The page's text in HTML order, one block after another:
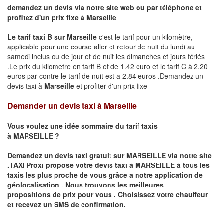
demandez un devis via notre site web ou par téléphone et
profitez d'un prix fixe à Marseille
Le tarif taxi B sur Marseille c'est le tarif pour un kilomètre,
applicable pour une course aller et retour de nuit du lundi au
samedi inclus ou de jour et de nuit les dimanches et jours fériés
.Le prix du kilometre en tarif B et de 1.42 euro et le tarif C à 2.20
euros par contre le tarif de nuit est a 2.84 euros .Demandez un
devis taxi à Marseille et profiter d'un prix fixe
Demander un devis taxi à Marseille
Vous voulez une idée sommaire du tarif taxis
à MARSEILLE ?
Demandez un devis taxi gratuit sur MARSEILLE via notre site
.TAXI Proxi propose votre devis taxi à MARSEILLE à tous les
taxis les plus proche de vous grâce a notre application de
géolocalisation . Nous trouvons les meilleures
propositions de prix pour vous . Choisissez votre chauffeur
et recevez un SMS de confirmation.